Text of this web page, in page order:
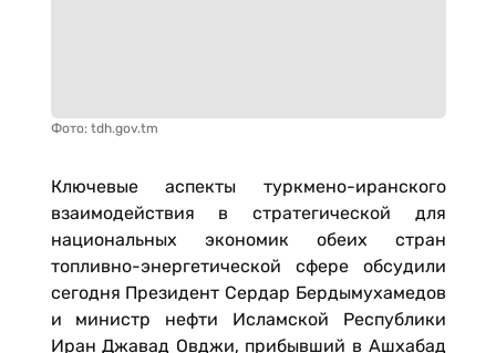
Фото: tdh.gov.tm
Ключевые аспекты туркмено-иранского
взаимодействия в стратегической для
национальных экономик обеих стран
топливно-энергетической сфере обсудили
сегодня Президент Сердар Бердымухамедов
и министр нефти Исламской Республики
Иран Джавад Овджи, прибывший в Ашхабад